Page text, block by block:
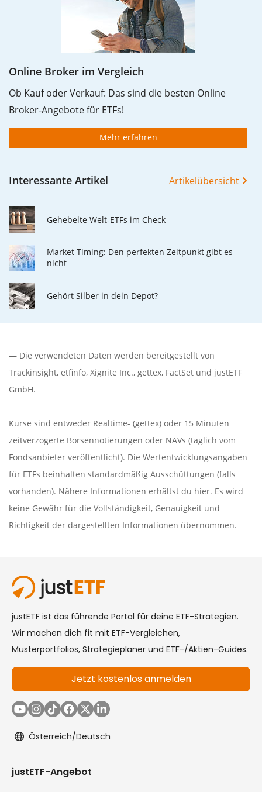
Online Broker im Vergleich
Ob Kauf oder Verkauf: Das sind die besten Online
Broker-Angebote für ETFs!
Mehr erfahren
Interessante Artikel Artikelübersicht
Gehebelte Welt-ETFs im Check
Market Timing: Den perfekten Zeitpunkt gibt es
nicht
Gehört Silber in dein Depot?
— Die verwendeten Daten werden bereitgestellt von
Trackinsight, etfinfo, Xignite Inc., gettex, FactSet und justETF
GmbH.
Kurse sind entweder Realtime- (gettex) oder 15 Minuten
zeitverzögerte Börsennotierungen oder NAVs (täglich vom
Fondsanbieter veröffentlicht). Die Wertentwicklungsangaben
für ETFs beinhalten standardmäßig Ausschüttungen (falls
vorhanden). Nähere Informationen erhältst du hier. Es wird
keine Gewähr für die Vollständigkeit, Genauigkeit und
Richtigkeit der dargestellten Informationen übernommen.